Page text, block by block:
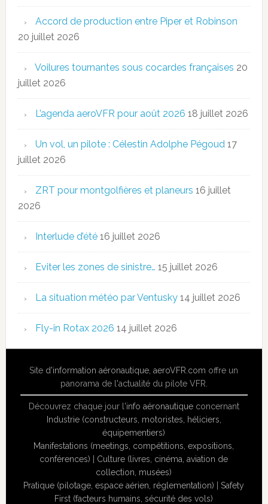
Accord de production entre Piper et Robinson
20 juillet 2026
Voilures tournantes sous cocardes françaises 20
juillet 2026
L’agenda aeroVFR pour août 2026 18 juillet 2026
Un vol, un pilote : Célestin Adolphe Pégoud 17
juillet 2026
ZRT pour montgolfières et planeurs 16 juillet
2026
Interlude d’été 16 juillet 2026
Eviter les zones de sinistre… 15 juillet 2026
La situation météo par Ventusky 14 juillet 2026
Fly-in Rotax 2026 14 juillet 2026
Site d'information aéronautique,aeroVFR.com offre un
panorama de l'actualité du pilote VFR.
Découvrez chaque jour l'info aéronautiqueconcernant
Industrie (constructeurs, motoristes, héliciers,
équipementiers)
Manifestations (meetings, compétitions, expositions,
conférences)
Culture (livres, cinéma, aviation de
collection, musées)
Pratique (pilotage, espace aérien, réglementation) |Safety
First (facteurs humains, sécurité des vols)